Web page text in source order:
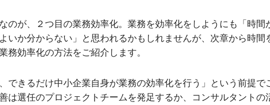
のが、２つ目の業務効率化。業務を効率化をしようにも「時間
いか分からない」と思われるかもしれませんが、次章から時間
務効率化の方法をご紹介します。
できるだけ中小企業自身が業務の効率化を行う」という前提で
は選任のプロジェクトチームを発足するか、コンサルタントの